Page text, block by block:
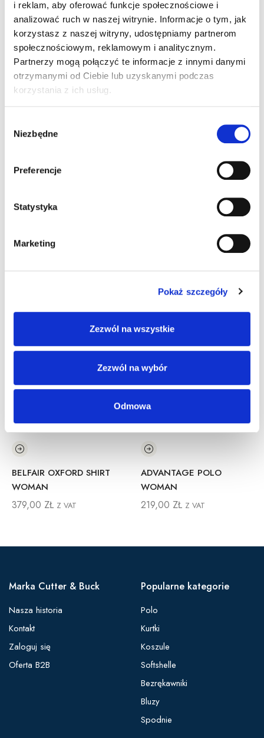
i reklam, aby oferować funkcje społecznościowe i
analizować ruch w naszej witrynie. Informacje o tym, jak
korzystasz z naszej witryny, udostępniamy partnerom
społecznościowym, reklamowym i analitycznym.
Partnerzy mogą połączyć te informacje z innymi danymi
otrzymanymi od Ciebie lub uzyskanymi podczas
korzystania z ich usług.
Niezbędne
Preferencje
Statystyka
Marketing
Pokaż szczegóły
Zezwól na wszystkie
Zezwól na wybór
Odmowa
KategorieKobiety,Koszule damskie
Wersja Męska/Damska
429,00ZŁ
BELFAIR OXFORD SHIRT
WOMAN
379,00 ZŁ Z VAT
ADVANTAGE POLO
WOMAN
219,00 ZŁ Z VAT
Marka Cutter & Buck
Nasza historia
Kontakt
Zaloguj się
Oferta B2B
Popularne kategorie
Polo
Kurtki
Koszule
Softshelle
Bezrękawniki
Bluzy
Spodnie